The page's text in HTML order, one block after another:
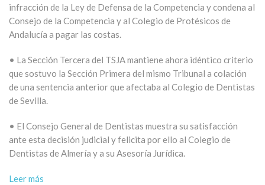
infracción de la Ley de Defensa de la Competencia y condena al
Consejo de la Competencia y al Colegio de Protésicos de
Andalucía a pagar las costas.
• La Sección Tercera del TSJA mantiene ahora idéntico criterio
que sostuvo la Sección Primera del mismo Tribunal a colación
de una sentencia anterior que afectaba al Colegio de Dentistas
de Sevilla.
• El Consejo General de Dentistas muestra su satisfacción
ante esta decisión judicial y felicita por ello al Colegio de
Dentistas de Almería y a su Asesoría Jurídica.
Leer más